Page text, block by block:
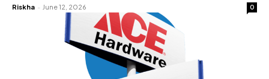
Riskha - June 12, 2026 0